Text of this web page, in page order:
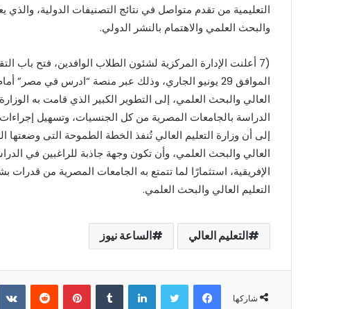
التعليمية من تقدم متواصل في نتائج التصنيفات الدولية،
والبحث العلمي والاهتمام بالنشر الدولي.
(7 أعلنت الإدارة المركزية لشئون الطلاب الوافدين، فتح باب
الموافق 29 يونيو الجاري، وذلك عبر منصة “ادرس في
العالي والبحث العلمي، إلى التطوير الكبير الذي قامت به
الدراسة بالجامعات المصرية من كل الجنسيات، وتسهيل
إلى أن وزارة التعليم العالي تُنفذ الخطة الطموحة التى
العالي والبحث العلمي، وأن تكون وجهة جاذبة للراغبين في
الإفريقية، استثمارًا لما تتمتع به الجامعات المصرية من
التعليم العالي والبحث العلمي.
التعليم العالي الساعة نيوز
شاركها
فيسبوكتويتر لينكدإن بينتيريست